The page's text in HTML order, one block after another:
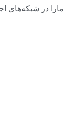
مارا در شبکه‌های